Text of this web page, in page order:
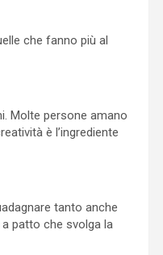
che fanno più al
Molte persone amano
è l’ingrediente
tanto anche
patto che svolga la